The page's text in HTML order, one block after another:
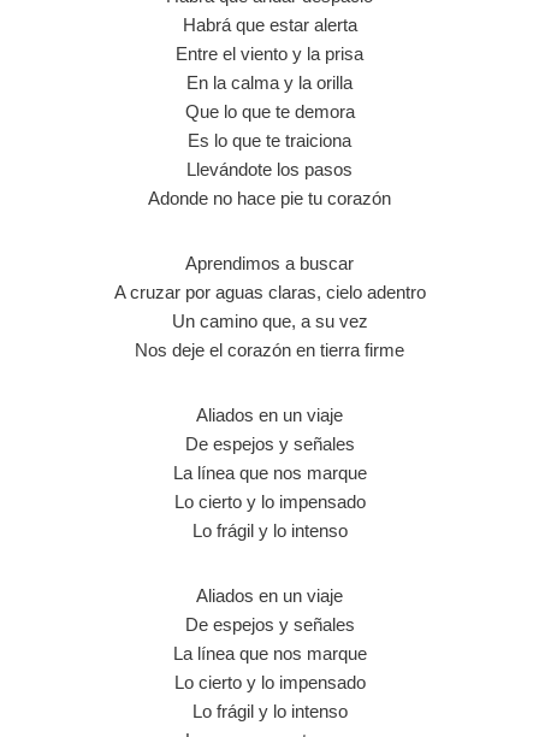
Habrá que estar alerta
Entre el viento y la prisa
En la calma y la orilla
Que lo que te demora
Es lo que te traiciona
Llevándote los pasos
Adonde no hace pie tu corazón
Aprendimos a buscar
A cruzar por aguas claras, cielo adentro
Un camino que, a su vez
Nos deje el corazón en tierra firme
Aliados en un viaje
De espejos y señales
La línea que nos marque
Lo cierto y lo impensado
Lo frágil y lo intenso
Aliados en un viaje
De espejos y señales
La línea que nos marque
Lo cierto y lo impensado
Lo frágil y lo intenso